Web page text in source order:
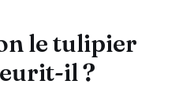
le tulipier
il ?